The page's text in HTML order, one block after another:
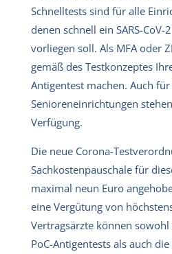
Schnelltests sind für alle
denen schnell ein SARS-CoV-
vorliegen soll. Als MFA oder
gemäß des Testkonzeptes
Antigentest machen. Auch
Senioreneinrichtungen
Verfügung.
Die neue Corona-
Sachkostenpauschale für
maximal neun Euro
eine Vergütung von
Vertragsärzte können
PoC-Antigentests als auch